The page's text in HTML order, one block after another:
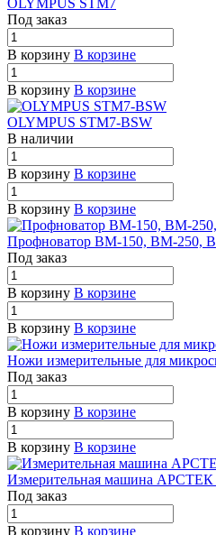
Под заказ
В корзину В корзине
В корзину В корзине
OLYMPUS STM7-BSW
В наличии
В корзину В корзине
В корзину В корзине
Профноватор ВМ-150, ВМ-250,
Под заказ
В корзину В корзине
В корзину В корзине
Ножи измерительные для
Под заказ
В корзину В корзине
В корзину В корзине
Измерительная машина
Под заказ
В корзину В корзине